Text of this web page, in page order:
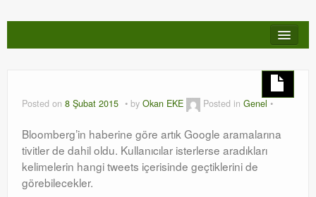
Windows Server Family
SCOM
Posted on 8 Şubat 2015 by Okan EKE Posted in Genel
Bloomberg’in haberine göre artık Google aramalarına
tivitler de dahil oldu. Kullanıcılar isterlerse aradıkları
kelimelerin hangi tweets içerisinde geçtiklerini de
görebilecekler.